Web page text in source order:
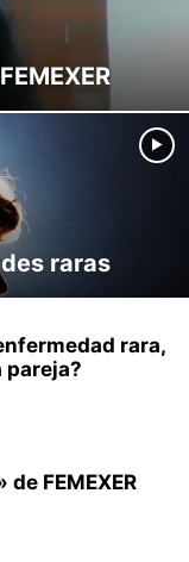
raras
rara,
pareja?
FEMEXER